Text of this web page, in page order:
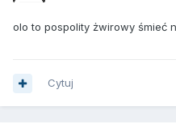
olo to pospolity żwirowy śmieć
Cytuj